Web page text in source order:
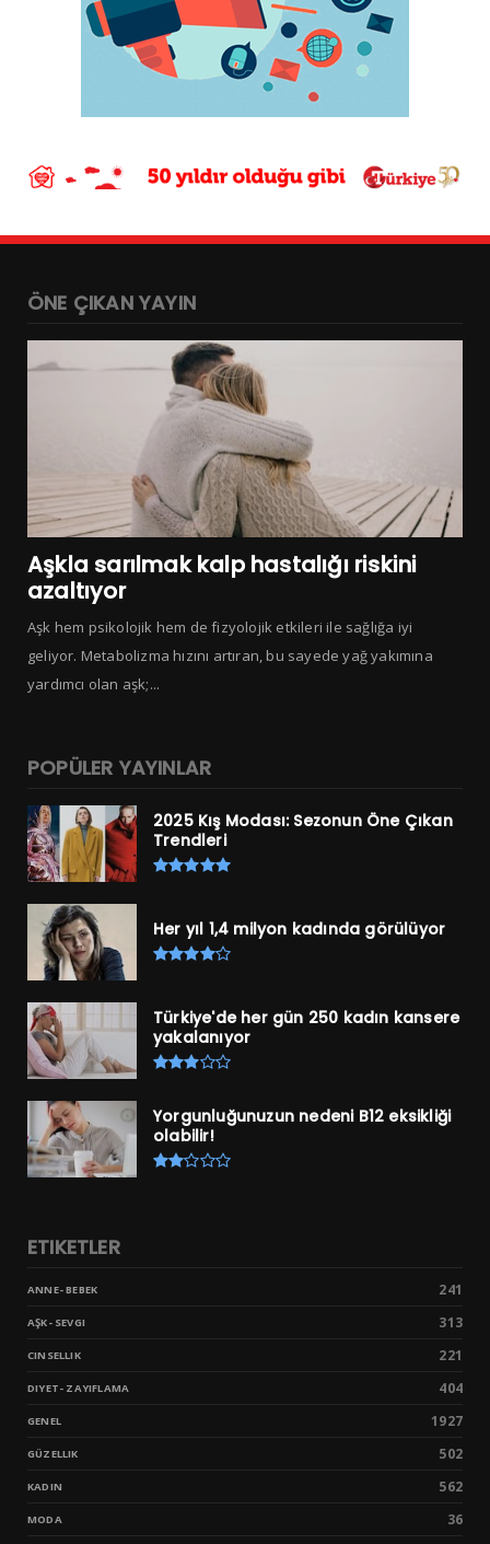
ÖNE ÇIKAN YAYIN
Aşkla sarılmak kalp hastalığı riskini
azaltıyor
Aşk hem psikolojik hem de fizyolojik etkileri ile sağlığa iyi
geliyor. Metabolizma hızını artıran, bu sayede yağ yakımına
yardımcı olan aşk;...
POPÜLER YAYINLAR
2025 Kış Modası: Sezonun Öne Çıkan
Trendleri
Her yıl 1,4 milyon kadında görülüyor
Türkiye'de her gün 250 kadın kansere
yakalanıyor
Yorgunluğunuzun nedeni B12 eksikliği
olabilir!
ETIKETLER
ANNE- BEBEK 241
AŞK- SEVGI 313
CINSELLIK 221
DIYET- ZAYIFLAMA 404
GENEL 1927
GÜZELLIK 502
KADIN 562
MODA
36